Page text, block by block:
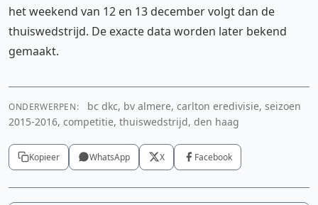
het weekend van 12 en 13 december volgt dan de
thuiswedstrijd. De exacte data worden later bekend
gemaakt.
ONDERWERPEN:
bc dkc, bv almere, carlton eredivisie, seizoen
2015-2016, competitie, thuiswedstrijd, den haag
Kopieer WhatsApp X Facebook